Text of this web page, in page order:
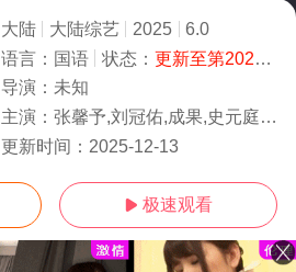
大陆 大陆综艺 2025
6.0
语言： 国语 状态： 更新至第20251213期
导演： 未知
主演： 张馨予,刘冠佑,成果,史元庭,林冬健
更新时间： 2025-12-13
 极速观看